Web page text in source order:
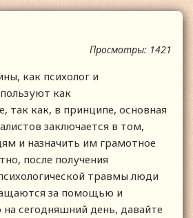
Просмотры: 1421
как психолог и
как
так как, в принципе, основная
заключается в том,
и назначить им грамотное
после получения
травмы люди
за помощью и
на сегодняшний день, давайте